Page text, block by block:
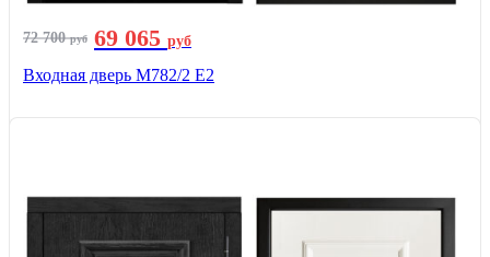
72 700руб 69 065 руб
Входная дверь М782/2 E2